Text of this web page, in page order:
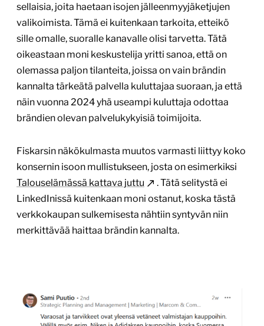
sellaisia, joita haetaan isojen jälleenmyyjäketjujen
valikoimista. Tämä ei kuitenkaan tarkoita, etteikö
sille omalle, suoralle kanavalle olisi tarvetta. Tätä
oikeastaan moni keskustelija yritti sanoa, että on
olemassa paljon tilanteita, joissa on vain brändin
kannalta tärkeätä palvella kuluttajaa suoraan, ja että
näin vuonna 2024 yhä useampi kuluttaja odottaa
brändien olevan palvelukykyisiä toimijoita.
Fiskarsin näkökulmasta muutos varmasti liittyy koko
konsernin isoon mullistukseen, josta on esimerkiksi
Talouselämässä kattava juttu
. Tätä selitystä ei
LinkedInissä kuitenkaan moni ostanut, koska tästä
verkkokaupan sulkemisesta nähtiin syntyvän niin
merkittävää haittaa brändin kannalta.